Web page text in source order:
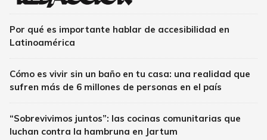
Por qué es importante hablar de accesibilidad en
Latinoamérica
Cómo es vivir sin un baño en tu casa: una realidad que
sufren más de 6 millones de personas en el país
“Sobrevivimos juntos”: las cocinas comunitarias que
luchan contra la hambruna en Jartum